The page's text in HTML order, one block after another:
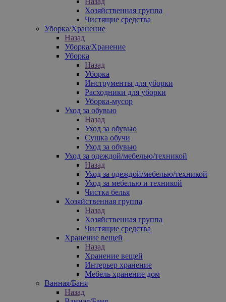
Хозяйственная группа
Чистящие средства
Уборка/Хранение
Назад
Уборка/Хранение
Уборка
Назад
Уборка
Инструменты для уборки
Расходники для уборки
Уборка-мусор
Уход за обувью
Назад
Уход за обувью
Сушка обучи
Уход за обувью
Уход за одеждой/мебелью/техникой
Назад
Уход за одеждой/мебелью/техникой
Уход за мебелью и техникой
Чистка белья
Хозяйственная группа
Назад
Хозяйственная группа
Чистящие средства
Хранение вещей
Назад
Хранение вещей
Интерьер хранение
Мебель хранение дом
Ванная/Баня
Назад